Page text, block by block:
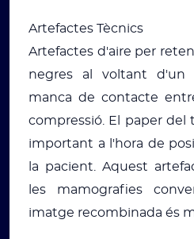
Artefactes Tècnics
Artefactes d'aire per
negres al voltant
manca de contacte
compressió. El paper del
important a l'hora de
la pacient. Aquest
les mamografies
imatge recombinada és